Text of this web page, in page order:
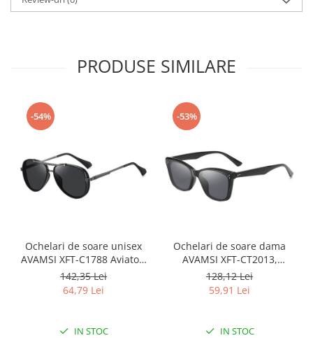
PRODUSE SIMILARE
-54%
Ochelari de soare unisex
AVAMSI XFT-C1788 Aviator,
Polarizati, Negru
142,35 Lei
64,79 Lei
IN STOC
-53%
Ochelari de soare dama
AVAMSI XFT-CT2013,
Polarizati, Negru
128,12 Lei
59,91 Lei
IN STOC